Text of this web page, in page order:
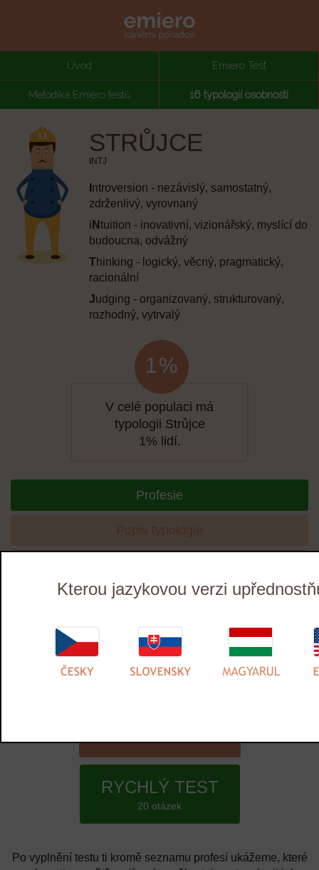
Kterou jazykovou verzi
Úvod Emiero Test
Metodika Emiero testů 16 typologií osobnosti
STRŮJCE
INTJ
ntroversion - nezávislý, samostatný,
zdrženlivý, vyrovnaný
i Ntuition - inovativní, vizionářský, myslící do
budoucna, odvážný
Thinking - logický, věcný, pragmatický,
racionální
Judging - organizovaný, strukturovaný,
rozhodný, vytrvalý
1 %
V celé populaci má
typologii Strůjce
1% lidí.
Profesie
Emiero test osobnosti ti to prozradí. Čím delší test si
uděláš, tím přesnější odpověď dostaneš.
60 otázek
RYCHLÝ TEST
20 otázek
Po vyplnění testu ti kromě seznamu profesí ukážeme, které